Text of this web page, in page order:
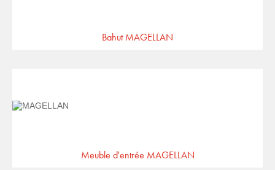
Bahut MAGELLAN
Meuble d'entrée MAGELLAN